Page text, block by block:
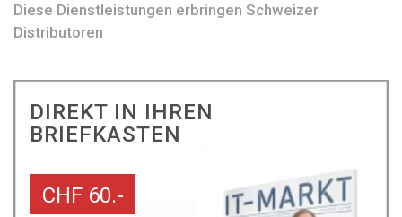
Diese Dienstleistungen erbringen Schweizer
Distributoren
DIREKT IN IHREN
BRIEFKASTEN
CHF 60.-